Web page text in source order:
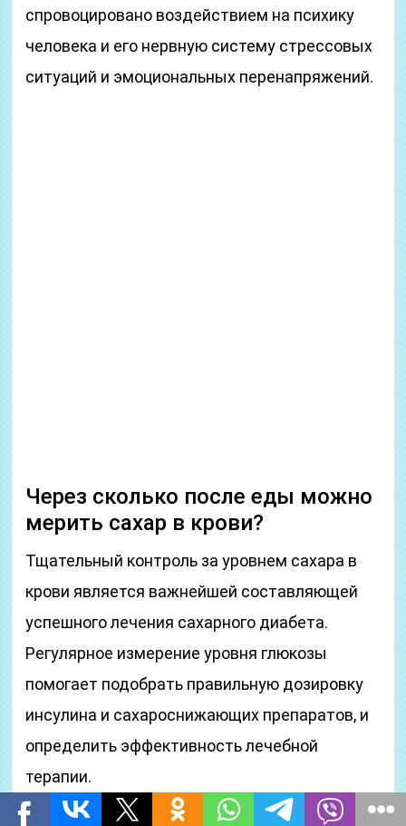
спровоцировано воздействием на психику
человека и его нервную систему стрессовых
ситуаций и эмоциональных перенапряжений.
Через сколько после еды можно
мерить сахар в крови?
Тщательный контроль за уровнем сахара в
крови является важнейшей составляющей
успешного лечения сахарного диабета.
Регулярное измерение уровня глюкозы
помогает подобрать правильную дозировку
инсулина и сахароснижающих препаратов, и
определить эффективность лечебной
терапии.